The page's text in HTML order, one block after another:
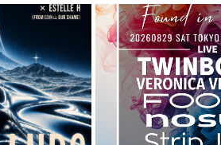
mitoriz
杏仁ク
tsubatics + 松村
ケ無
夕夕夜